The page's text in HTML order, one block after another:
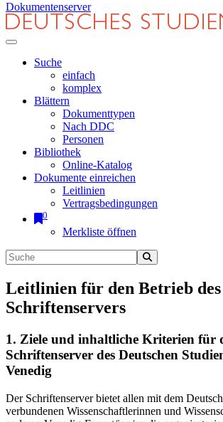
Dokumentenserver
Suche
einfach
komplex
Blättern
Dokumenttypen
Nach DDC
Personen
Bibliothek
Online-Katalog
Dokumente einreichen
Leitlinien
Vertragsbedingungen
0
Merkliste öffnen
Leitlinien für den Betrieb des
Schriftenservers
1. Ziele und inhaltliche Kriterien für
Schriftenserver des Deutschen
Venedig
Der Schriftenserver bietet allen mit dem
verbundenen Wissenschaftlerinnen und